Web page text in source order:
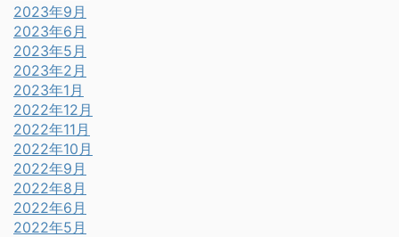
2023年9月
2023年6月
2023年5月
2023年2月
2023年1月
2022年12月
2022年11月
2022年10月
2022年9月
2022年8月
2022年6月
2022年5月